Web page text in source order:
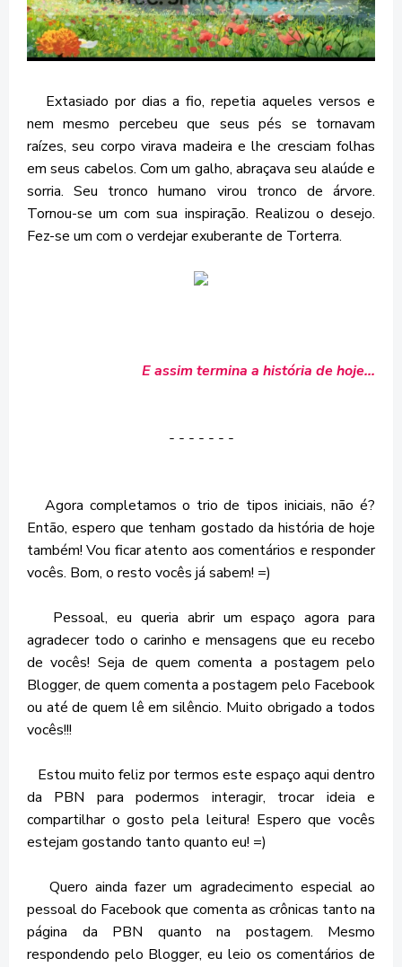
Extasiado por dias a fio, repetia aqueles versos e
nem mesmo percebeu que seus pés se tornavam
raízes, seu corpo virava madeira e lhe cresciam folhas
em seus cabelos. Com um galho, abraçava seu alaúde e
sorria. Seu tronco humano virou tronco de árvore.
Tornou-se um com sua inspiração. Realizou o desejo.
Fez-se um com o verdejar exuberante de Torterra.
E assim termina a história de hoje...
- - - - - - -
Agora completamos o trio de tipos iniciais, não é?
Então, espero que tenham gostado da história de hoje
também! Vou ficar atento aos comentários e responder
vocês. Bom, o resto vocês já sabem! =)
Pessoal, eu queria abrir um espaço agora para
agradecer todo o carinho e mensagens que eu recebo
de vocês! Seja de quem comenta a postagem pelo
Blogger, de quem comenta a postagem pelo Facebook
ou até de quem lê em silêncio. Muito obrigado a todos
vocês!!!
Estou muito feliz por termos este espaço aqui dentro
da PBN para podermos interagir, trocar ideia e
compartilhar o gosto pela leitura! Espero que vocês
estejam gostando tanto quanto eu! =)
Quero ainda fazer um agradecimento especial ao
pessoal do Facebook que comenta as crônicas tanto na
página da PBN quanto na postagem. Mesmo
respondendo pelo Blogger, eu leio os comentários de